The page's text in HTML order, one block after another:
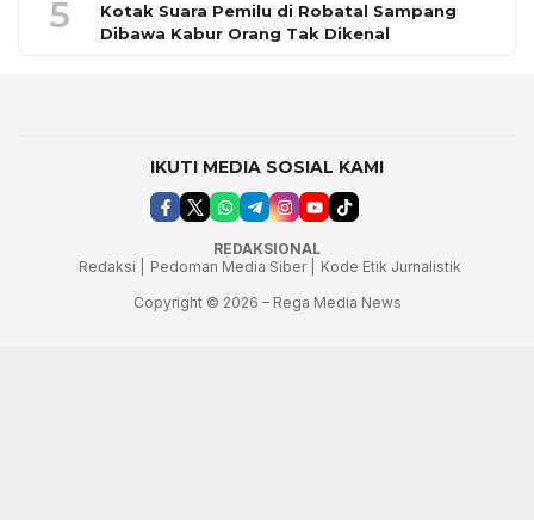
5
Kotak Suara Pemilu di Robatal Sampang
Dibawa Kabur Orang Tak Dikenal
IKUTI MEDIA SOSIAL KAMI
REDAKSIONAL
Redaksi |
Pedoman Media Siber |
Kode Etik Jurnalistik
Copyright © 2026 – Rega Media News